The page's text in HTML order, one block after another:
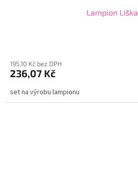
Lampion Liška
195,10 Kč bez DPH
236,07 Kč
set na výrobu lampionu